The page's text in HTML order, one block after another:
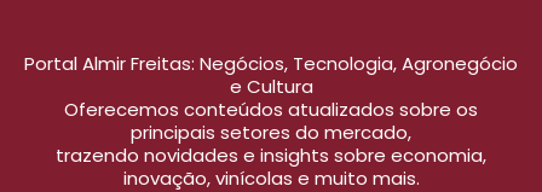
Portal Almir Freitas: Negócios, Tecnologia, Agronegócio
e Cultura
Oferecemos conteúdos atualizados sobre os
principais setores do mercado,
trazendo novidades e insights sobre economia,
inovação, vinícolas e muito mais.